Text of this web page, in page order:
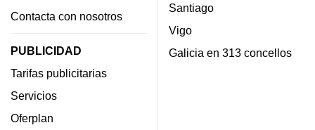
Contacta con nosotros
PUBLICIDAD
Tarifas publicitarias
Servicios
Oferplan
Santiago
Vigo
Galicia en 313 concellos